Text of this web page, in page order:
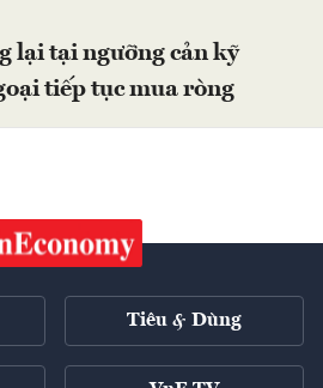
lại tại ngưỡng cản kỹ
tiếp tục mua ròng
Tiêu & Dùng